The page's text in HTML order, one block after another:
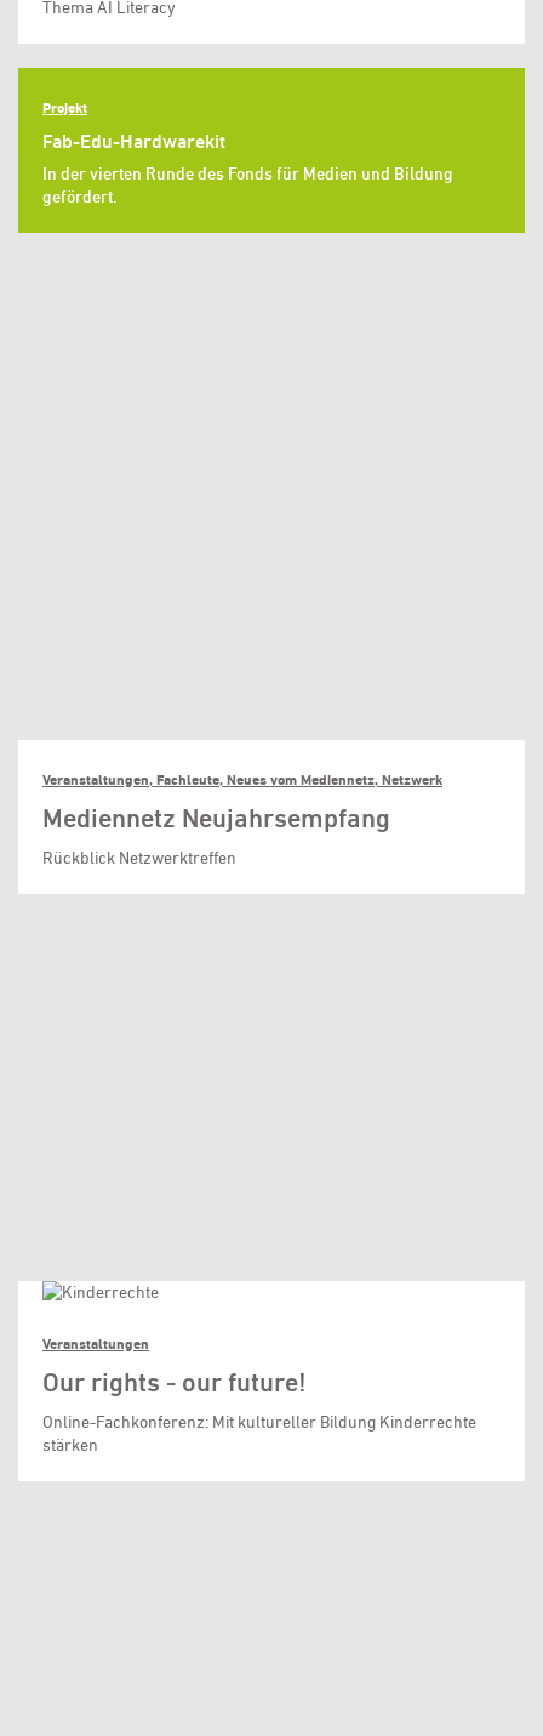
Thema AI Literacy
Projekt
Fab-Edu-Hardwarekit
In der vierten Runde des Fonds für Medien und Bildung
gefördert.
Veranstaltungen, Fachleute, Neues vom Mediennetz, Netzwerk
Mediennetz Neujahrsempfang
Rückblick Netzwerktreffen
Veranstaltungen
Our rights - our future!
Online-Fachkonferenz: Mit kultureller Bildung Kinderrechte
stärken